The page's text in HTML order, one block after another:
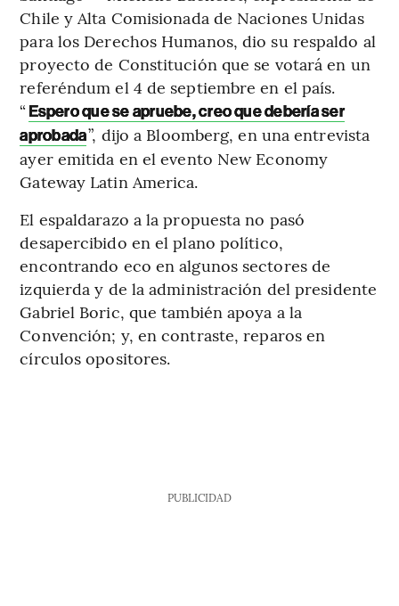
Chile y Alta Comisionada de Naciones Unidas
para los Derechos Humanos, dio su respaldo al
proyecto de Constitución que se votará en un
referéndum el 4 de septiembre en el país.
“Espero que se apruebe, creo que debería ser
aprobada”, dijo a Bloomberg, en una entrevista
ayer emitida en el evento New Economy
Gateway Latin America.
El espaldarazo a la propuesta no pasó
desapercibido en el plano político,
encontrando eco en algunos sectores de
izquierda y de la administración del presidente
Gabriel Boric, que también apoya a la
Convención; y, en contraste, reparos en
círculos opositores.
PUBLICIDAD